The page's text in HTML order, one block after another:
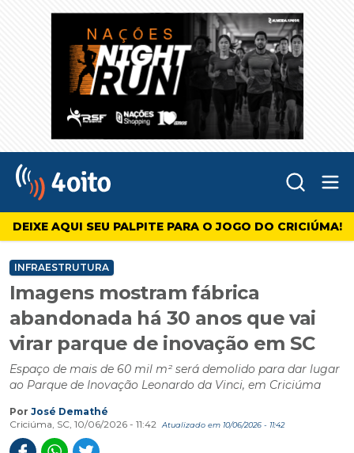
4oito
DEIXE AQUI SEU PALPITE PARA O JOGO DO CRICIÚMA!
INFRAESTRUTURA
Imagens mostram fábrica
abandonada há 30 anos que vai
virar parque de inovação em SC
Espaço de mais de 60 mil m² será demolido para dar lugar
ao Parque de Inovação Leonardo da Vinci, em Criciúma
Por José Demathé
Criciúma, SC, 10/06/2026 - 11:42
Atualizado em 10/06/2026 - 11:42